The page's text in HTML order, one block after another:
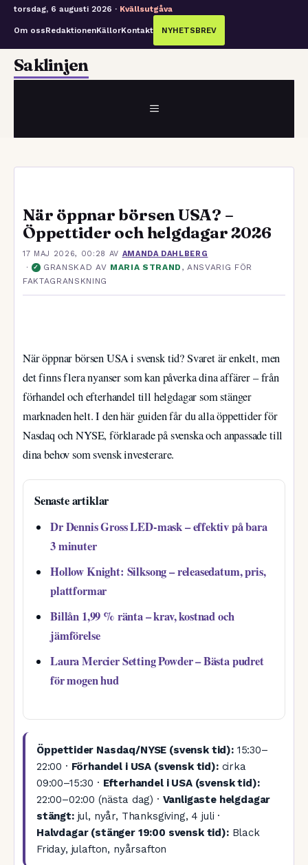
torsdag, 6 augusti 2026 · Kvällsutgåva
Om ossRedaktionenKällorKontakt NYHETSBREV
Hoppa
Saklinjen
MENY
När öppnar börsen USA? –
Öppettider och helgdagar 2026
17 MAJ 2026, 00:28 AV AMANDA DAHLBERG
· ✓ GRANSKAD AV MARIA STRAND , ANSVARIG FÖR
FAKTAGRANSKNING
När öppnar börsen USA i svensk tid? Svaret är enkelt, men
det finns flera nyanser som kan påverka dina affärer – från
förhandel och efterhandel till helgdagar som stänger
marknaden helt. I den här guiden får du alla öppettider för
Nasdaq och NYSE, förklarade på svenska och anpassade till
dina behov som svensk investerare.
Senaste artiklar
Dr Dennis Gross LED-mask – effektiv på bara
3 minuter
Hollow Knight: Silksong – releasedatum, pris,
plattformar
Billån 1,99 % ränta – krav, kostnad och
jämförelse
Laura Mercier Setting Powder – Bästa pudret
för mogen hud
Öppettider Nasdaq/NYSE (svensk tid):15:30–
22:00 · Förhandel i USA (svensk tid):cirka
09:00–15:30 · Efterhandel i USA (svensk tid):
22:00–02:00 (nästa dag) · Vanligaste helgdagar
stängt:jul, nyår, Thanksgiving, 4 juli ·
Halvdagar (stänger 19:00 svensk tid):Black
Friday, julafton, nyårsafton